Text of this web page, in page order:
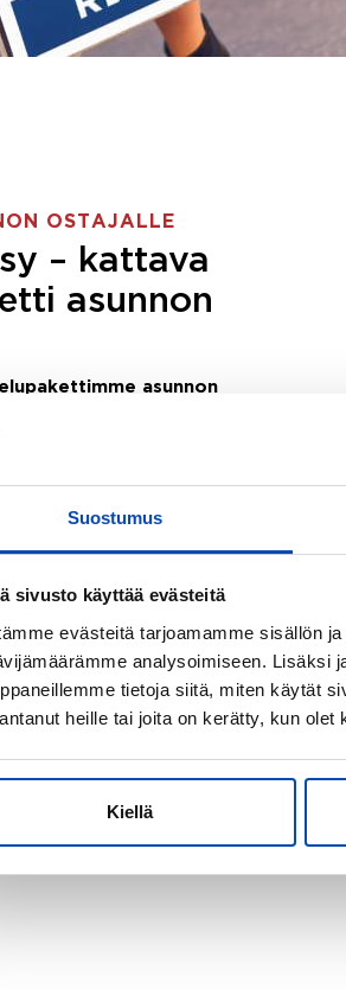
Suostumus
sivusto käyttää evästeitä
evästeitä tarjoamamme sisällön
analysoimiseen. Lisäksi
tietoja siitä, miten käytät
heille tai joita on kerätty, kun olet
Kiellä
OSTAJALLE
– kattava
asunnon
asunnon
ja etsimme juuri sinulle
tarvitse nähdä vaivaa sen
puolestasi.
sopii myös esimerkiksi sijoitus-
ostoon.